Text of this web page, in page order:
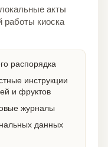
акты
работы киоска
распорядка
инструкции
и фруктов
журналы
данных